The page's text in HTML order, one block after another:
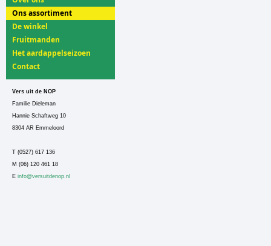
Ons assortiment
De winkel
Fruitmanden
Het aardappelseizoen
Contact
Vers uit de NOP
Familie Dieleman
Hannie Schaftweg 10
8304 AR Emmeloord
T (0527) 617 136
M (06) 120 461 18
E info@versuitdenop.nl